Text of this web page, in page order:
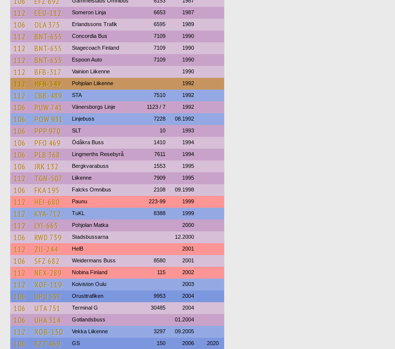
112 EEU-112 Someron Linja 6653 1987
106 OLA 375 Erlandssons Trafik 6595 1989
112 BNT-655 Concordia Bus 7109 1990
112 BNT-655 Stagecoach Finland 7109 1990
112 BNT-655 Espoon Auto 7109 1990
112 BFB-317 Vainion Liikenne 1990
112 HFN-349 Pohjolan Liikenne 1992
112 CBB-489 STA 7510 1992
106 PUW 741 Vänersborgs Linje 1123 / 7 1992
106 POW 931 Linjebuss 7228 08.1992
106 PPP 970 SLT 10 1993
106 PFO 469 Ödåkra Buss 1410 1994
106 PLB 368 Lingmerths Resebyrå 7611 1994
106 JRK 132 Bergkvarabuss 1553 1995
112 TGN-507 Liikenne 7909 1995
106 FKA 195 Falcks Omnibus 2108 09.1998
112 HEI-680 Paunu 223-99 1999
112 KYA-712 TuKL 8388 1999
112 LYI-665 Pohjolan Matka 2000
106 RWD 739 Stadsbussarna 12.2000
112 ZIJ-244 HelB 2001
106 SFZ 682 Weidermans Buss 8580 2001
112 NEX-289 Nobina Finland 115 2002
112 XOF-119 Koiviston Oulu 2003
106 UPU 597 Orusttrafiken 9953 2004
106 UTA 751 Terminal G 30485 2004
106 UHA 314 Gotlandsbuss 01.2004
112 XOB-150 Vekka Liikenne 3297 09.2005
106 RZT 469 GS 150 2006 2020